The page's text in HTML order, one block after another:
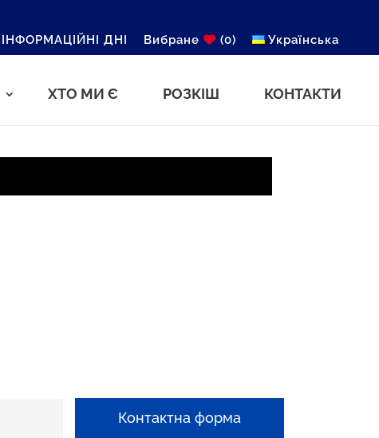
ІНФОРМАЦІЙНІ ДНІ Вибране (0) Українська
ХТО МИ Є РОЗКІШ КОНТАКТИ
Контактна форма